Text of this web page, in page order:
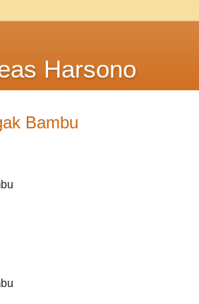
Harsono
Bambu